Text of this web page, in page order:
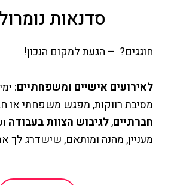
סדנאות
חוגגים? – הגעת למקום הנכון!
לאירועים אישיים ומשפחתיים:
מסיבת רווקות, מפגש משפחתי או
חברתיים,לגיבוש הצוות בעבודה
מעניין, מהנה ומותאם, שישדרג לך